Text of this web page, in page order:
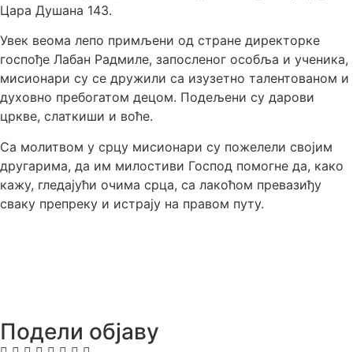
Цара Душана 143.
Увек веома лепо примљени од стране директорке
госпође Лабан Радмиле, запосленог особља и ученика,
мисионари су се дружили са изузетно талентованом и
духовно пребогатом децом. Подељени су дарови
цркве, слаткиши и воће.
Са молитвом у срцу мисионари су пожелели својим
другарима, да им милостиви Господ помогне да, како
кажу, гледајући очима срца, са лакоћом превазиђу
сваку препреку и истрају на правом путу.
Подели објаву